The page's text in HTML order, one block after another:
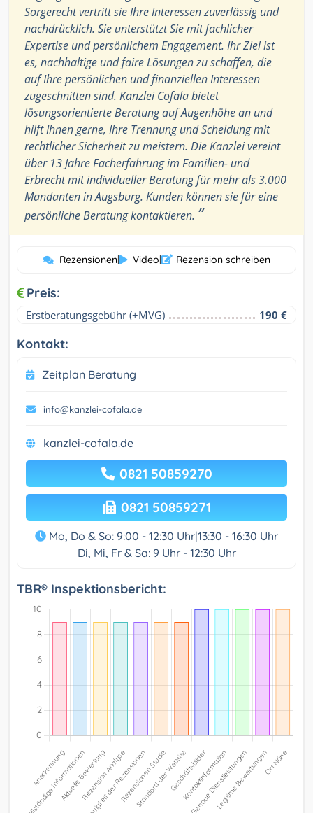
Sorgerecht vertritt sie Ihre Interessen zuverlässig und
nachdrücklich. Sie unterstützt Sie mit fachlicher
Expertise und persönlichem Engagement. Ihr Ziel ist
es, nachhaltige und faire Lösungen zu schaffen, die
auf Ihre persönlichen und finanziellen Interessen
zugeschnitten sind. Kanzlei Cofala bietet
lösungsorientierte Beratung auf Augenhöhe an und
hilft Ihnen gerne, Ihre Trennung und Scheidung mit
rechtlicher Sicherheit zu meistern. Die Kanzlei vereint
über 13 Jahre Facherfahrung im Familien- und
Erbrecht mit individueller Beratung für mehr als 3.000
Mandanten in Augsburg. Kunden können sie für eine
persönliche Beratung kontaktieren. ”
Rezensionen| Video| Rezension schreiben
Preis:
Erstberatungsgebühr (+MVG) 190 €
Kontakt:
Zeitplan Beratung
info@kanzlei-cofala.de
kanzlei-cofala.de
0821 50859270
0821 50859271
Mo, Do & So: 9:00 - 12:30 Uhr|13:30 - 16:30 Uhr
Di, Mi, Fr & Sa: 9 Uhr - 12:30 Uhr
TBR® Inspektionsbericht: